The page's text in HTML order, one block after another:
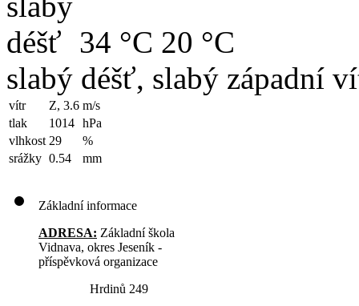
34 °C 20 °C
slabý déšť, slabý západní
vítr Z, 3.6 m/s
tlak
1014 hPa
vlhkost 29
%
srážky 0.54 mm
Základní informace
ADRESA: Základní škola
Vidnava, okres Jeseník -
příspěvková organizace
Hrdinů 249